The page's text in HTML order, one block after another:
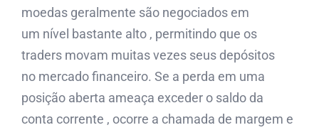
moedas geralmente são negociados em
um nível bastante alto , permitindo que os
traders movam muitas vezes seus depósitos
no mercado financeiro. Se a perda em uma
posição aberta ameaça exceder o saldo da
conta corrente , ocorre a chamada de margem e